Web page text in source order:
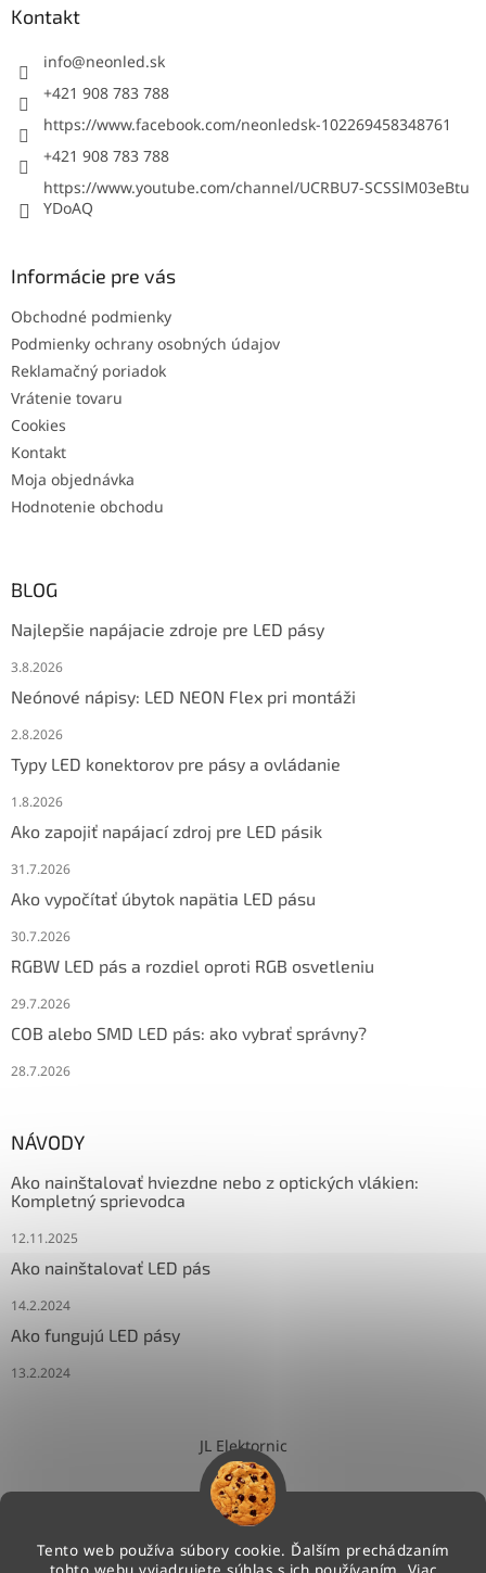
Tento web používa súbory cookie. Ďalším prechádzaním
Kontakt
info@neonled.sk
+421 908 783 788
https://www.facebook.com/neonledsk-102269458348761
+421 908 783 788
https://www.youtube.com/channel/UCRBU7-SCSSlM03eBtu
YDoAQ
Informácie pre vás
Obchodné podmienky
Podmienky ochrany osobných údajov
Reklamačný poriadok
Vrátenie tovaru
Cookies
Kontakt
Moja objednávka
Hodnotenie obchodu
BLOG
Najlepšie napájacie zdroje pre LED pásy
3.8.2026
Neónové nápisy: LED NEON Flex pri montáži
2.8.2026
Typy LED konektorov pre pásy a ovládanie
1.8.2026
Ako zapojiť napájací zdroj pre LED pásik
31.7.2026
Ako vypočítať úbytok napätia LED pásu
30.7.2026
RGBW LED pás a rozdiel oproti RGB osvetleniu
29.7.2026
COB alebo SMD LED pás: ako vybrať správny?
28.7.2026
NÁVODY
Ako nainštalovať hviezdne nebo z optických vlákien:
Kompletný sprievodca
12.11.2025
Ako nainštalovať LED pás
14.2.2024
Ako fungujú LED pásy
13.2.2024
JL Elektornic